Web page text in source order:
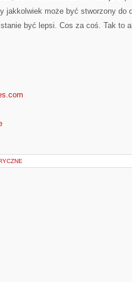
jakkolwiek może być stworzony do
być lepsi. Cos za coś. Tak to